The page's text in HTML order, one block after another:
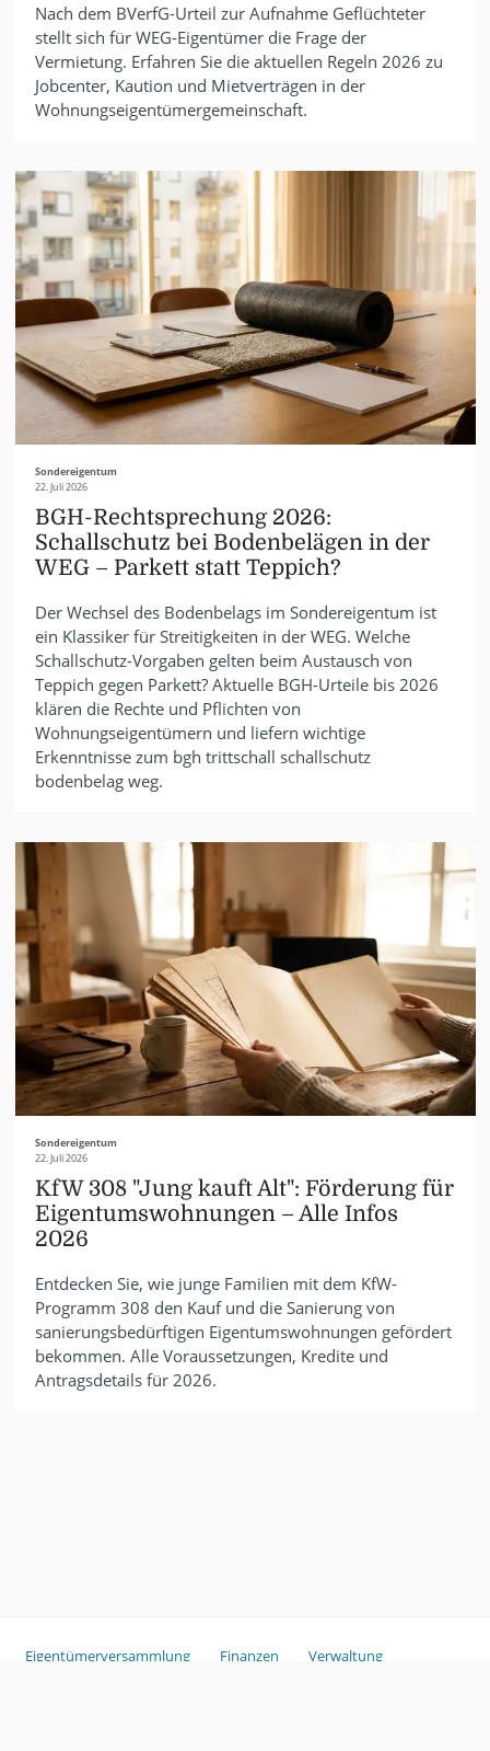
Nach dem BVerfG-Urteil zur Aufnahme Geflüchteter
stellt sich für WEG-Eigentümer die Frage der
Vermietung. Erfahren Sie die aktuellen Regeln 2026 zu
Jobcenter, Kaution und Mietverträgen in der
Wohnungseigentümergemeinschaft.
Sondereigentum
22. Juli 2026
BGH-Rechtsprechung 2026:
Schallschutz bei Bodenbelägen in der
WEG – Parkett statt Teppich?
Der Wechsel des Bodenbelags im Sondereigentum ist
ein Klassiker für Streitigkeiten in der WEG. Welche
Schallschutz-Vorgaben gelten beim Austausch von
Teppich gegen Parkett? Aktuelle BGH-Urteile bis 2026
klären die Rechte und Pflichten von
Wohnungseigentümern und liefern wichtige
Erkenntnisse zum bgh trittschall schallschutz
bodenbelag weg.
Sondereigentum
22. Juli 2026
KfW 308 "Jung kauft Alt": Förderung für
Eigentumswohnungen – Alle Infos
2026
Entdecken Sie, wie junge Familien mit dem KfW-
Programm 308 den Kauf und die Sanierung von
sanierungsbedürftigen Eigentumswohnungen gefördert
bekommen. Alle Voraussetzungen, Kredite und
Antragsdetails für 2026.
Eigentümerversammlung Finanzen
Verwaltung